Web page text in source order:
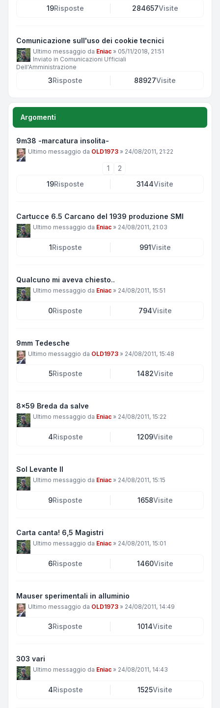
19Risposte 284657Visite
Comunicazione sull'uso dei cookie tecnici
Ultimo messaggio da Eniac » 05/11/2018, 21:51
Inviato in Comunicazioni Ufficiali
Dell'Amministrazione
3Risposte 88927Visite
Argomenti
9m38 -marcatura insolita-
Ultimo messaggio da OLD1973 » 24/08/2011, 21:22
1
2
19Risposte 3144Visite
Cartucce 6.5 Carcano del 1939 produzione SMI
Ultimo messaggio da Eniac » 24/08/2011, 21:03
1Risposte 991Visite
Qualcuno mi aveva chiesto..
Ultimo messaggio da Eniac » 24/08/2011, 15:51
0Risposte 794Visite
9mm Tedesche
Ultimo messaggio da OLD1973 » 24/08/2011, 15:48
5Risposte 1482Visite
8x59 Breda da salve
Ultimo messaggio da Eniac » 24/08/2011, 15:22
4Risposte 1209Visite
Sol Levante II
Ultimo messaggio da Eniac » 24/08/2011, 15:15
9Risposte 1658Visite
Carta canta! 6,5 Magistri
Ultimo messaggio da Eniac » 24/08/2011, 15:01
6Risposte 1460Visite
Mauser sperimentali in alluminio
Ultimo messaggio da OLD1973 » 24/08/2011, 14:49
3Risposte 1014Visite
303 vari
Ultimo messaggio da Eniac » 24/08/2011, 14:43
4Risposte 1525Visite